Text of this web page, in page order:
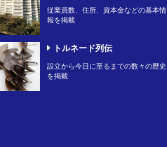
従業員数、住所、資本金などの基本情
報を掲載
トルネード列伝
設立から今日に至るまでの数々の歴史
を掲載